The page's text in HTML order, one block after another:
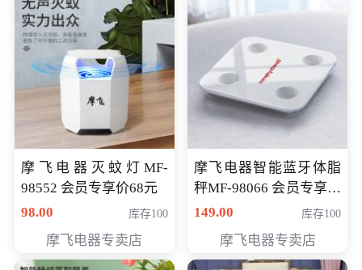
摩飞电器灭蚊灯MF-
98552 会员专享价68元
98.00
库存100
摩飞电器专卖店
摩飞电器智能蓝牙体脂
秤MF-98066 会员专享价
98元
149.00 库存100
摩飞电器专卖店